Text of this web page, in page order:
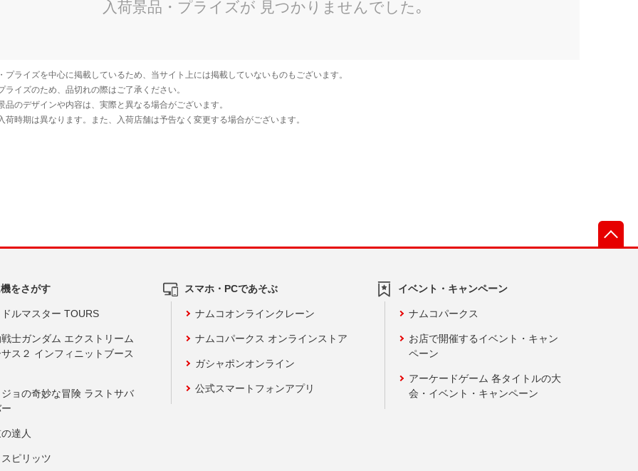
をさがす
ルマスター TOURS
士ガンダム エクストリーム
ス２ インフィニットブース
ョの奇妙な冒険 ラストサバ
達人
ピリッツ
スマホ・PCであそぶ
ナムコオンラインクレーン
ナムコパークス オンラインストア
ガシャポンオンライン
公式スマートフォンアプリ
イベント・キャンペーン
ナムコパークス
お店で開催するイベント・キャン
ペーン
アーケードゲーム 各タイトルの大
会・イベント・キャンペーン